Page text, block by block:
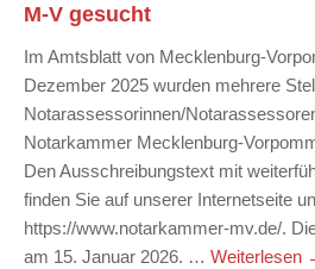
M-V gesucht
Im Amtsblatt von Mecklenburg-
Dezember 2025 wurden mehrere
Notarassessorinnen/
Notarkammer Mecklenburg-
Den Ausschreibungstext mit
finden Sie auf unserer Internetseite
https://www.notarkammer-mv.de/.
am 15. Januar 2026. … Weiterlesen